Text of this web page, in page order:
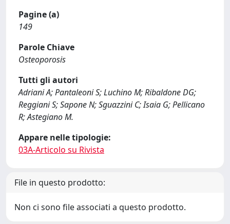
Pagine (a)
149
Parole Chiave
Osteoporosis
Tutti gli autori
Adriani A; Pantaleoni S; Luchino M; Ribaldone DG;
Reggiani S; Sapone N; Sguazzini C; Isaia G; Pellicano
R; Astegiano M.
Appare nelle tipologie:
03A-Articolo su Rivista
File in questo prodotto:
Non ci sono file associati a questo prodotto.